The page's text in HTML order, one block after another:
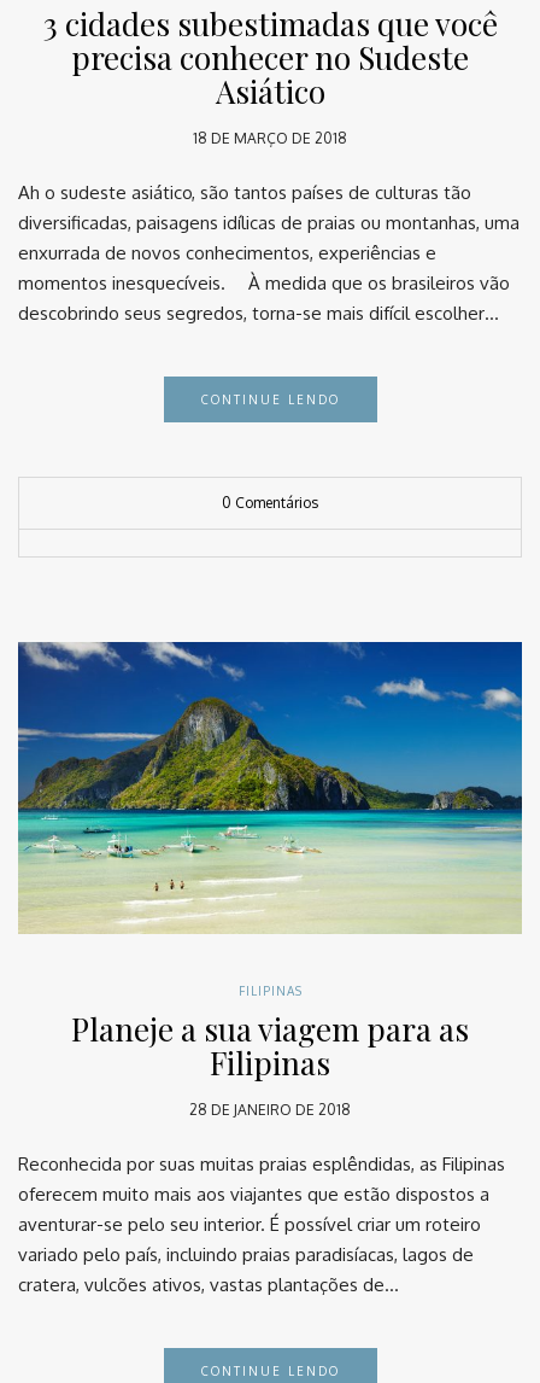
3 cidades subestimadas que você
precisa conhecer no Sudeste
Asiático
18 DE MARÇO DE 2018
Ah o sudeste asiático, são tantos países de culturas tão
diversificadas, paisagens idílicas de praias ou montanhas, uma
enxurrada de novos conhecimentos, experiências e
momentos inesquecíveis. ⠀ À medida que os brasileiros vão
descobrindo seus segredos, torna-se mais difícil escolher…
CONTINUE LENDO
0 Comentários
FILIPINAS
Planeje a sua viagem para as
Filipinas
28 DE JANEIRO DE 2018
Reconhecida por suas muitas praias esplêndidas, as Filipinas
oferecem muito mais aos viajantes que estão dispostos a
aventurar-se pelo seu interior. É possível criar um roteiro
variado pelo país, incluindo praias paradisíacas, lagos de
cratera, vulcões ativos, vastas plantações de…
CONTINUE LENDO